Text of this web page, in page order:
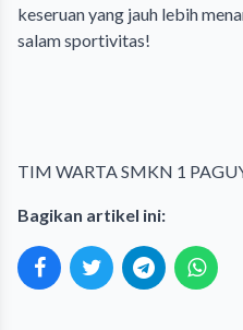
keseruan yang jauh lebih
salam sportivitas!
TIM WARTA SMKN 1
Bagikan artikel ini: